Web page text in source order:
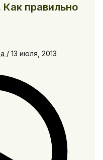
правильно
/ 13 июля, 2013